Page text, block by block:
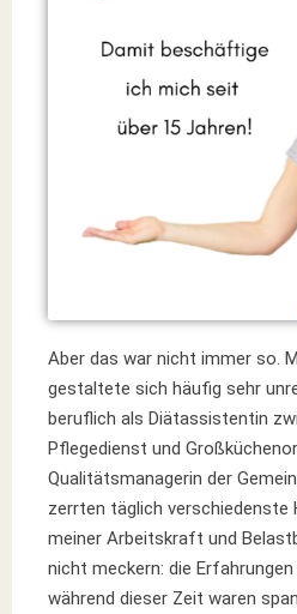
Aber das war nicht immer so.
gestaltete sich häufig sehr
beruflich als Diätassistentin
Pflegedienst und
Qualitätsmanagerin der
zerrten täglich verschiedenste
meiner Arbeitskraft und
nicht meckern: die
während dieser Zeit waren